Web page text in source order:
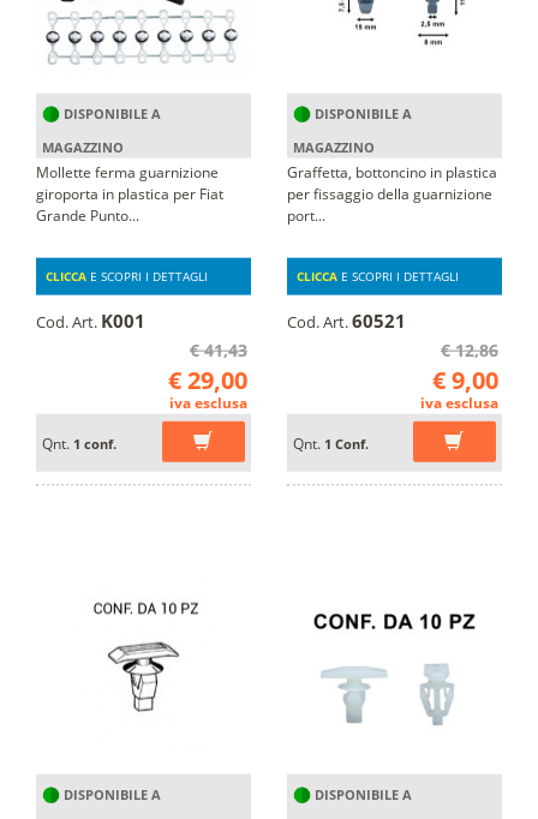
DISPONIBILE A
MAGAZZINO
Mollette ferma guarnizione
giroporta in plastica per Fiat
Grande Punto...
CLICCA E SCOPRI I DETTAGLI
Cod. Art. K001
€ 41,43
€ 29,00
iva esclusa
Qnt. 1 conf.
DISPONIBILE A
MAGAZZINO
Graffetta, bottoncino in plastica
per fissaggio della guarnizione
port...
CLICCA E SCOPRI I DETTAGLI
Cod. Art.60521
€ 12,86
€ 9,00
iva esclusa
Qnt. 1 Conf.
DISPONIBILE A
DISPONIBILE A